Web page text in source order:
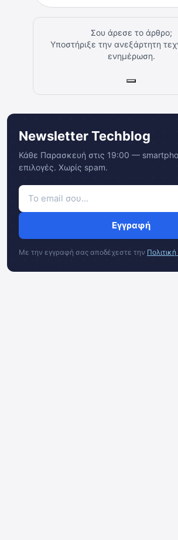
Σου άρεσε το άρθρο;
Υποστήριξε την ανεξάρτητη
ενημέρωση.
Newsletter Techblog
Κάθε Παρασκευή στις 19:00 —
επιλογές. Χωρίς spam.
Εγγραφή
Με την εγγραφή σας αποδέχεστε την